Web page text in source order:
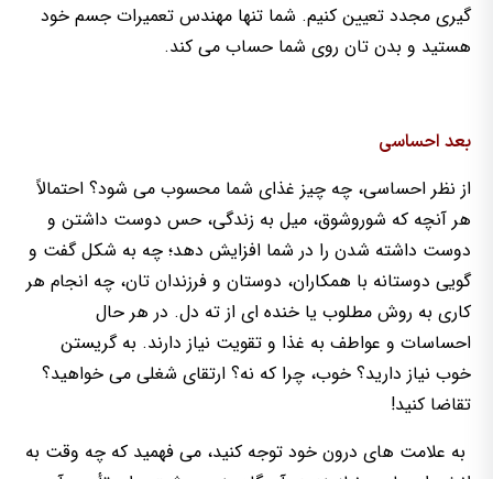
گیری مجدد تعیین کنیم. شما تنها مهندس تعمیرات جسم خود
هستید و بدن تان روی شما حساب می کند.
بعد احساسی
از نظر احساسی، چه چیز غذای شما محسوب می شود؟ احتمالاً
هر آنچه که شوروشوق، میل به زندگی، حس دوست داشتن و
دوست داشته شدن را در شما افزایش دهد؛ چه به شکل گفت و
گویی دوستانه با همکاران، دوستان و فرزندان تان، چه انجام هر
کاری به روش مطلوب یا خنده ای از ته دل. در هر حال
احساسات و عواطف به غذا و تقویت نیاز دارند. به گریستن
خوب نیاز دارید؟ خوب، چرا که نه؟ ارتقای شغلی می خواهید؟
تقاضا کنید!
به علامت های درون خود توجه کنید، می فهمید که چه وقت به